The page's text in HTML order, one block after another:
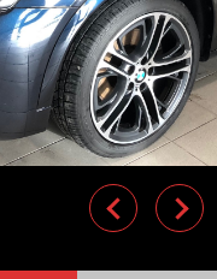
Previous
Next